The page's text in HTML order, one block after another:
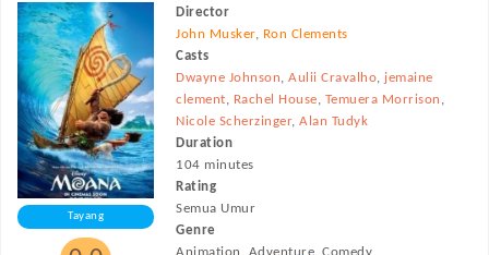
Tayang
Director
John Musker, Ron Clements
Casts
Dwayne Johnson,Aulii Cravalho, jemaine
clement, Rachel House, Temuera Morrison ,
Nicole Scherzinger,Alan Tudyk
Duration
104 minutes
Rating
Semua Umur
Genre